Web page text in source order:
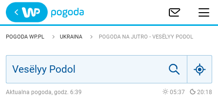
Trwa ładowanie
POLSKA
POGODA WP.PL UKRAINA POGODA NA JUTRO - VESËLYY PODOL
Aktualna pogoda, godz. 6:39 05:37 20:18